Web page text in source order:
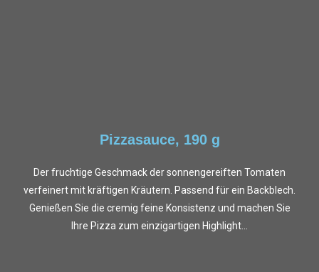
Pizzasauce, 190 g
Der fruchtige Geschmack der sonnengereiften Tomaten
verfeinert mit kräftigen Kräutern. Passend für ein Backblech.
Genießen Sie die cremig feine Konsistenz und machen Sie
Ihre Pizza zum einzigartigen Highlight...